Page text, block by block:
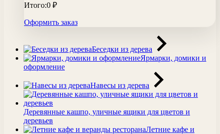
Итого:0 ₽
Оформить заказ
Беседки из дерева
Ярмарки, домики и
оформление
Навесы из дерева
Деревянные кашпо, уличные ящики для цветов и
деревьев
Летние кафе и